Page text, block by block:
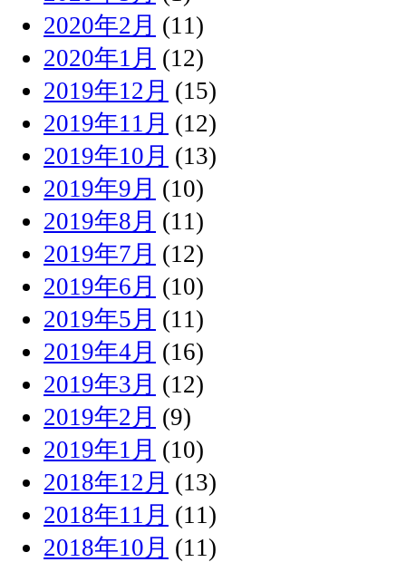
2020年2月 (11)
2020年1月 (12)
2019年12月 (15)
2019年11月 (12)
2019年10月 (13)
2019年9月 (10)
2019年8月 (11)
2019年7月 (12)
2019年6月 (10)
2019年5月 (11)
2019年4月 (16)
2019年3月 (12)
2019年2月 (9)
2019年1月 (10)
2018年12月 (13)
2018年11月 (11)
2018年10月 (11)